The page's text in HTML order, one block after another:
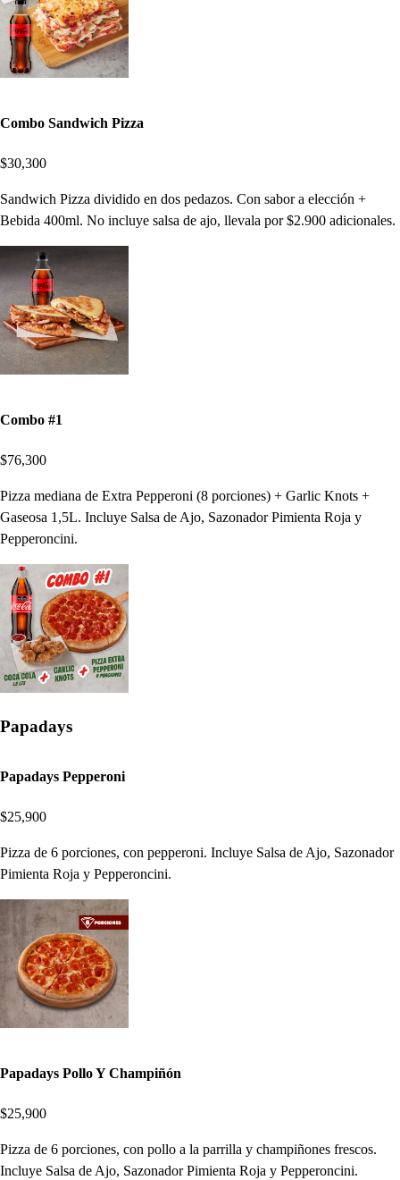
Combo Sandwich Pizza
$30,300
Sandwich Pizza dividido en dos pedazos. Con sabor a elección +
Bebida 400ml. No incluye salsa de ajo, llevala por $2.900 adicionales.
Combo #1
$76,300
Pizza mediana de Extra Pepperoni (8 porciones) + Garlic Knots +
Gaseosa 1,5L. Incluye Salsa de Ajo, Sazonador Pimienta Roja y
Pepperoncini.
Papadays
Papadays Pepperoni
$25,900
Pizza de 6 porciones, con pepperoni. Incluye Salsa de Ajo, Sazonador
Pimienta Roja y Pepperoncini.
Papadays Pollo Y Champiñón
$25,900
Pizza de 6 porciones, con pollo a la parrilla y champiñones frescos.
Incluye Salsa de Ajo, Sazonador Pimienta Roja y Pepperoncini.